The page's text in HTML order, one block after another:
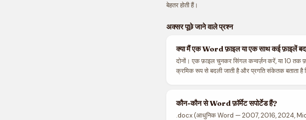
बेहतर होती हैं।
अक्सर पूछे जाने वाले प्रश्न
क्या मैं एक Word फ़ाइल या एक साथ कई फ़ाइलें
दोनों। एक फ़ाइल चुनकर सिंगल कन्वर्ज़न करें, या 10
क्रमिक रूप से बदली जाती है और प्रगति संकेतक बताता है
कौन-कौन से Word फ़ॉर्मेट सपोर्टेड हैं?
.docx (आधुनिक Word — 2007, 2016, 2024,